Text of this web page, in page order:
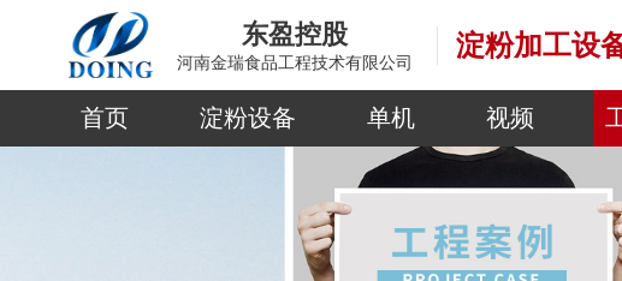
东盈控股
河南金瑞食品工程技术有限公司
淀粉加工设
首页 淀粉设备 单机 视频